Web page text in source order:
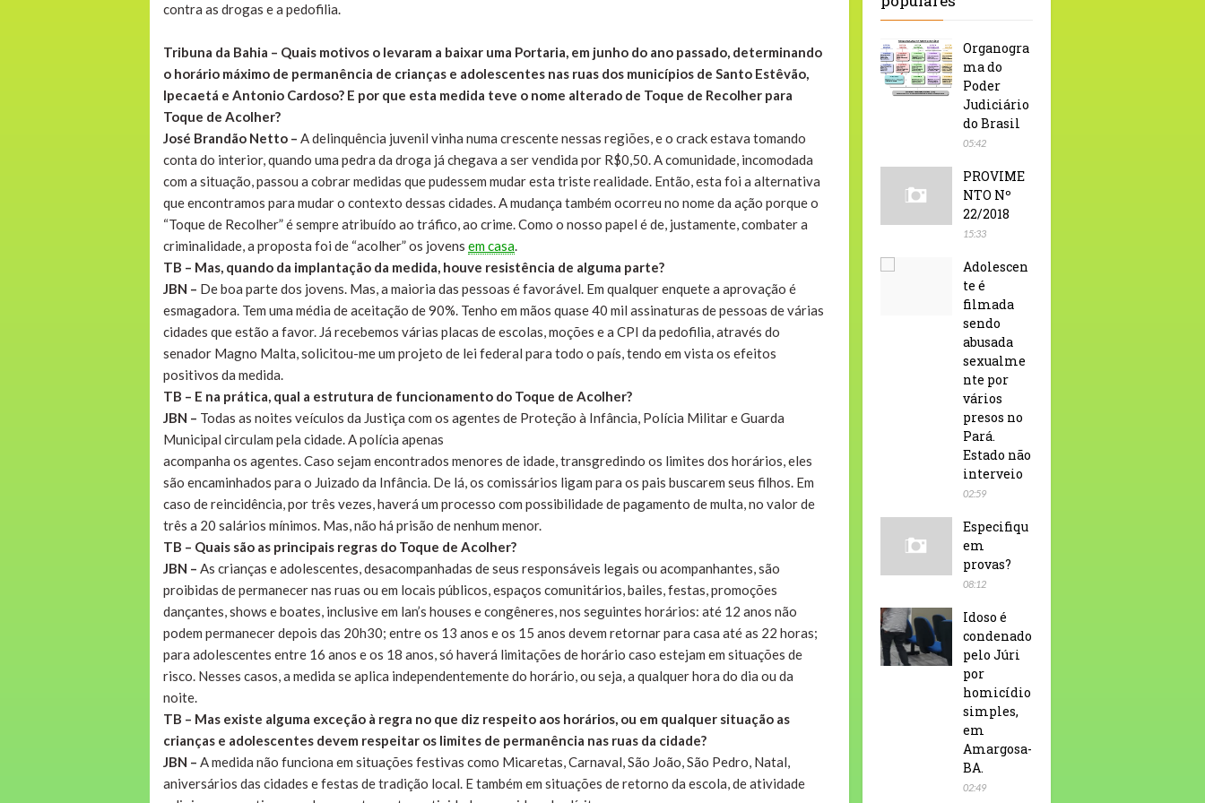
contra as drogas e a pedofilia.
Tribuna da Bahia – Quais motivos o levaram a baixar uma Portaria, em junho do ano passado, determinando
o horário máximo de permanência de crianças e adolescentes nas ruas dos municípios de Santo Estêvão,
Ipecaetá e Antonio Cardoso? E por que esta medida teve o nome alterado de Toque de Recolher para
Toque de Acolher?
José Brandão Netto – A delinquência juvenil vinha numa crescente nessas regiões, e o crack estava tomando
conta do interior, quando uma pedra da droga já chegava a ser vendida por R$0,50. A comunidade, incomodada
com a situação, passou a cobrar medidas que pudessem mudar esta triste realidade. Então, esta foi a alternativa
que encontramos para mudar o contexto dessas cidades. A mudança também ocorreu no nome da ação porque o
“Toque de Recolher” é sempre atribuído ao tráfico, ao crime. Como o nosso papel é de, justamente, combater a
criminalidade, a proposta foi de “acolher” os jovens em casa.
TB – Mas, quando da implantação da medida, houve resistência de alguma parte?
JBN – De boa parte dos jovens. Mas, a maioria das pessoas é favorável. Em qualquer enquete a aprovação é
esmagadora. Tem uma média de aceitação de 90%. Tenho em mãos quase 40 mil assinaturas de pessoas de várias
cidades que estão a favor. Já recebemos várias placas de escolas, moções e a CPI da pedofilia, através do
senador Magno Malta, solicitou-me um projeto de lei federal para todo o país, tendo em vista os efeitos
positivos da medida.
TB – E na prática, qual a estrutura de funcionamento do Toque de Acolher?
JBN – Todas as noites veículos da Justiça com os agentes de Proteção à Infância, Polícia Militar e Guarda
Municipal circulam pela cidade. A polícia apenas
acompanha os agentes. Caso sejam encontrados menores de idade, transgredindo os limites dos horários, eles
são encaminhados para o Juizado da Infância. De lá, os comissários ligam para os pais buscarem seus filhos. Em
caso de reincidência, por três vezes, haverá um processo com possibilidade de pagamento de multa, no valor de
três a 20 salários mínimos. Mas, não há prisão de nenhum menor.
TB – Quais são as principais regras do Toque de Acolher?
JBN – As crianças e adolescentes, desacompanhadas de seus responsáveis legais ou acompanhantes, são
proibidas de permanecer nas ruas ou em locais públicos, espaços comunitários, bailes, festas, promoções
dançantes, shows e boates, inclusive em lan’s houses e congêneres, nos seguintes horários: até 12 anos não
podem permanecer depois das 20h30; entre os 13 anos e os 15 anos devem retornar para casa até as 22 horas;
para adolescentes entre 16 anos e os 18 anos, só haverá limitações de horário caso estejam em situações de
risco. Nesses casos, a medida se aplica independentemente do horário, ou seja, a qualquer hora do dia ou da
noite.
TB – Mas existe alguma exceção à regra no que diz respeito aos horários, ou em qualquer situação as
crianças e adolescentes devem respeitar os limites de permanência nas ruas da cidade?
JBN – A medida não funciona em situações festivas como Micaretas, Carnaval, São João, São Pedro, Natal,
aniversários das cidades e festas de tradição local. E também em situações de retorno da escola, de atividade
Organogra
ma do
Poder
Judiciário
do Brasil
05:42
PROVIME
NTO Nº
22/2018
15:33
Adolescen
te é
filmada
sendo
abusada
sexualme
nte por
vários
presos no
Pará.
Estado não
interveio
02:59
Especifiqu
em
provas?
08:12
Idoso é
condenado
pelo Júri
por
homicídio
simples,
em
Amargosa-
BA.
02:49